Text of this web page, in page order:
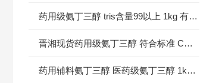
药用级氨丁三醇 tris含量99以上 1kg 有全套资质
晋湘现货药用级氨丁三醇 符合标准 CDE登记状态A
药用辅料氨丁三醇 医药级氨丁三醇 1kg/袋 有备案登记号